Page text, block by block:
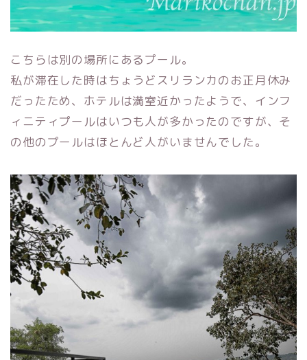
こちらは別の場所にあるプール。
私が滞在した時はちょうどスリランカのお正月休み
だったため、ホテルは満室近かったようで、インフ
ィニティプールはいつも人が多かったのですが、そ
の他のプールはほとんど人がいませんでした。